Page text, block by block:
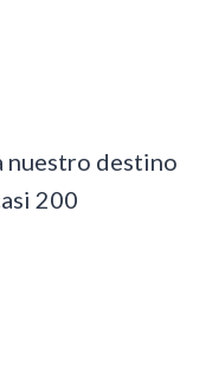
nuestro destino
200